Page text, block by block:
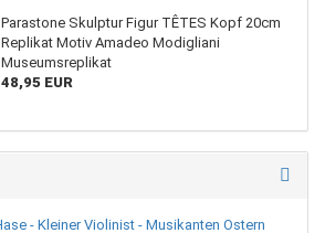
Parastone Skulptur Figur TÊTES Kopf 20cm
Replikat Motiv Amadeo Modigliani
Museumsreplikat
48,95 EUR